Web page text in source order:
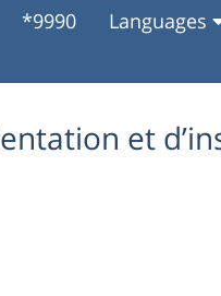
Languages
*9990
et